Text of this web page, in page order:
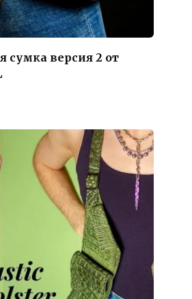
сумка версия 2 от